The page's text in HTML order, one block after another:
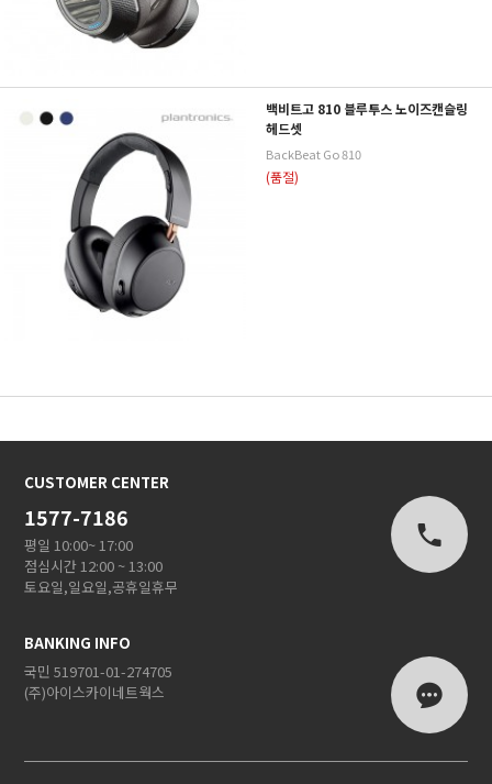
백비트고 810 블루투스 노이즈캔슬링
헤드셋
BackBeat Go 810
(품절)
CUSTOMER CENTER
1577-7186
평일 10:00~ 17:00
점심시간 12:00 ~ 13:00
토요일,일요일,공휴일휴무
BANKING INFO
국민 519701-01-274705
(주)아이스카이네트웍스